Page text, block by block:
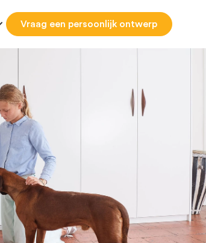
Vraag een persoonlijk ontwerp